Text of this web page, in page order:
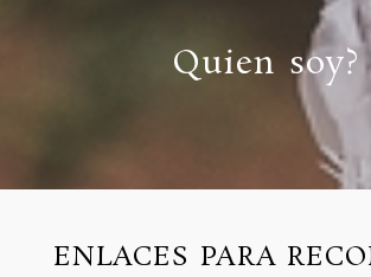
Quien soy?
ENLACES PARA